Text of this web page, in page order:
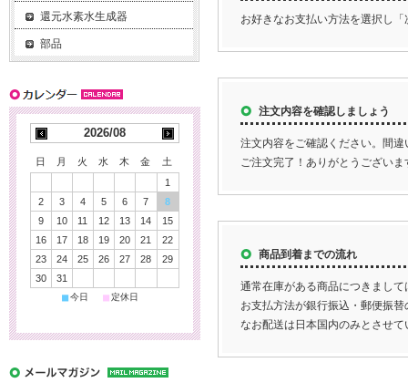
お好きなお支払い方法を選択し
注文内容を確認しましょう
注文内容をご確認ください。間
ご注文完了！ありがとうございま
商品到着までの流れ
通常在庫がある商品につきまし
お支払方法が銀行振込・郵便振
なお配送は日本国内のみとさせて
還元水素水生成器
部品
2026/08
日 月 火 水 木 金
土
1
2
3 4 5 6 7
8
9
10 11 12 13 14
15
16
17 18 19 20 21
22
23
24 25 26 27 28
29
30
31
■今日 ■定休日